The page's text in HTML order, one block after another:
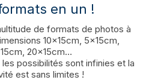
en un !
de formats de photos à
10x15cm, 5x15cm,
20x15cm…
possibilités sont infinies et la
est sans limites !